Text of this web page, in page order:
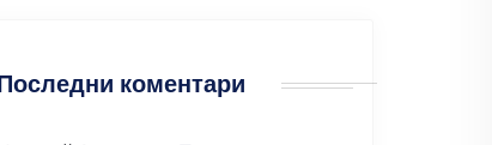
Последни коментари